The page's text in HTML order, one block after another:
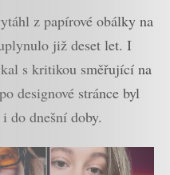
z papírové obálky na
již deset let. I
s kritikou směřující na
designové stránce byl
do dnešní doby.